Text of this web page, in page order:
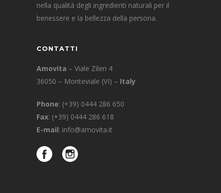
nella qualità degli ingredienti naturali per il
benessere e la bellezza della persona.
CONTATTI
Amovita – Viale Zileri 4
36050 – Monteviale (VI) – Italy
Phone: (+39) 0444 286 650
Fax: (+39) 0444 286 618
E-mail: info@amovita.it